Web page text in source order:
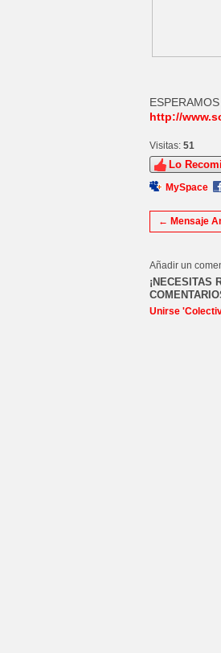
http://
Visitas: 51
Lo
MySpace
← Mensaje
Añadir un
¡NECESITAS
Unirse